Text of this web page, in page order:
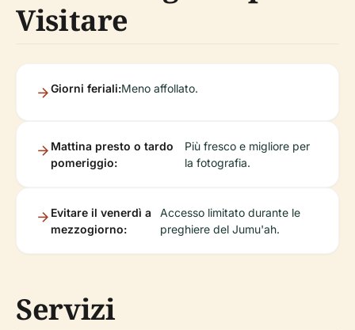
Visitare
Giorni feriali:Meno affollato.
Mattina presto o tardo
pomeriggio:
Più fresco e migliore per
la fotografia.
Evitare il venerdì a
mezzogiorno:
Accesso limitato durante le
preghiere del Jumu'ah.
Servizi